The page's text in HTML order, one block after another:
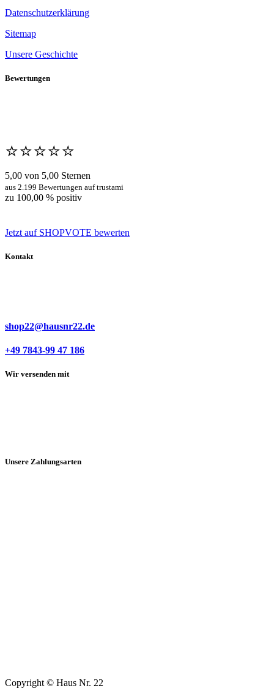
Datenschutzerklärung
Sitemap
Unsere Geschichte
Bewertungen
⭐️⭐️⭐️⭐️⭐️
5,00 von 5,00 Sternen
aus 2.199 Bewertungen auf trustami
zu 100,00 % positiv
Jetzt auf SHOPVOTE bewerten
Kontakt
shop22@hausnr22.de
+49 7843-99 47 186
Wir versenden mit
Unsere Zahlungsarten
Copyright © Haus Nr. 22